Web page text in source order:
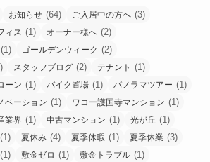
お知らせ (64) ご入居中の方へ (3)
ィス (1) オーナー様へ (2)
(1) ゴールデンウィーク (2)
スタッフブログ (2) テナント (1)
ーン (1) バイク置場 (1) パノラマツアー (1)
ベーション (1) ワコー護国寺マンション (1)
業界 (1) 中古マンション (1) 光が丘 (1)
(1) 夏休み (4) 夏季休暇 (1) 夏季休業 (3)
(1) 敷金ゼロ (1) 敷金トラブル (1)